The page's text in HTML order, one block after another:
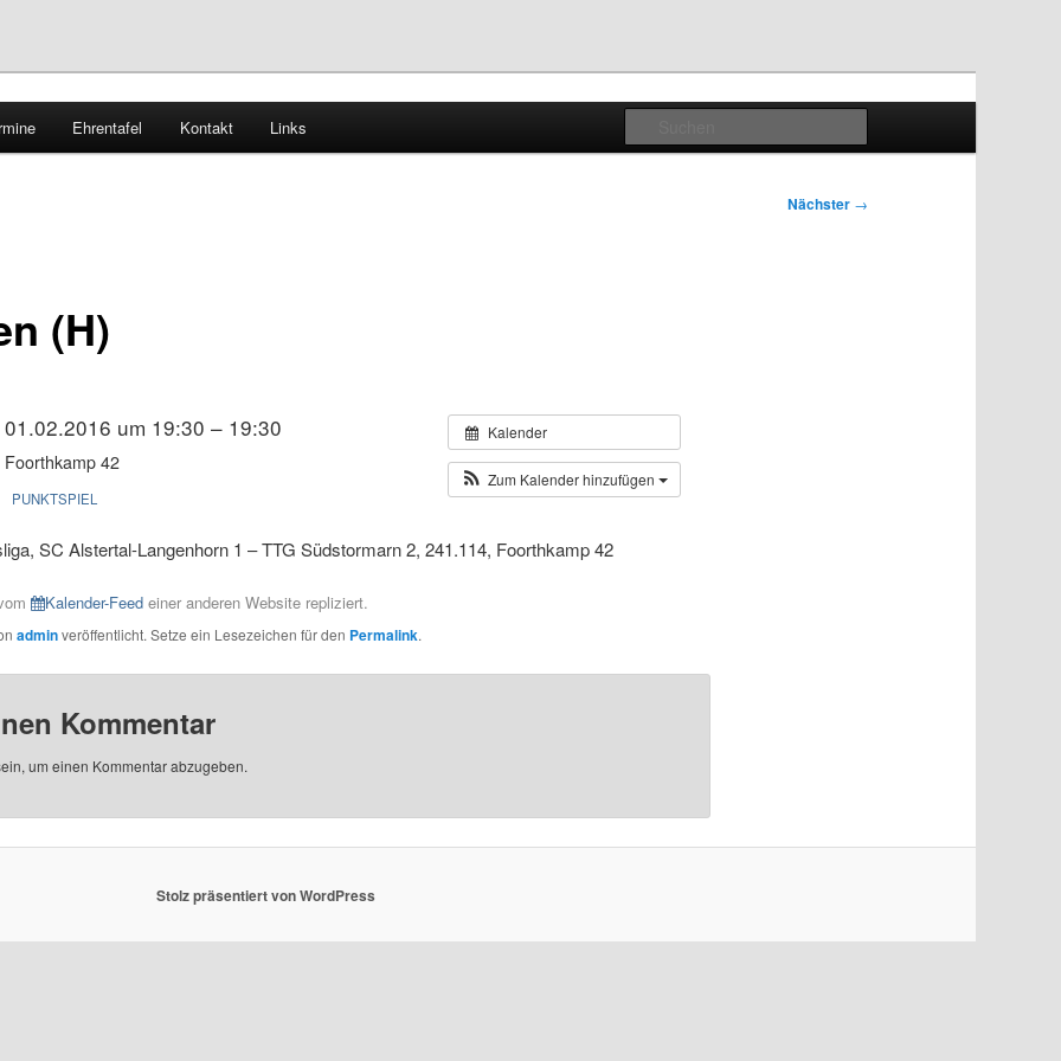
– Tischtennis
Ehrentafel Kontakt Links
Nächster →
(H)
Kalender
Zum Kalender hinzufügen
01.02.2016 um 19:30 – 19:30
Foorthkamp 42
PUNKTSPIEL
SC Alstertal-Langenhorn 1 – TTG Südstormarn 2, 241.114, Foorthkamp 42
Kalender-Feed einer anderen Website repliziert.
adminveröffentlicht. Setze ein Lesezeichen für den Permalink.
Kommentar
um einen Kommentar abzugeben.
Stolz präsentiert von WordPress